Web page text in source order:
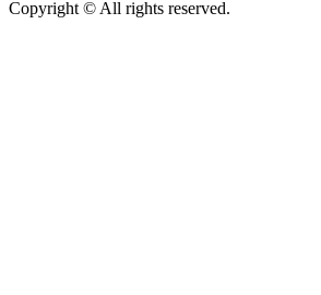
Copyright © All rights reserved.